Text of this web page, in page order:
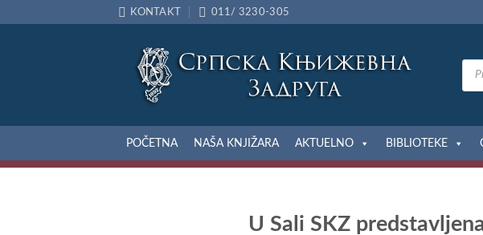
KONTAKT 011/ 3230-305
POČETNA NAŠA KNJIŽARA AKTUELNO BIBLIOTEKE
U Sali SKZ